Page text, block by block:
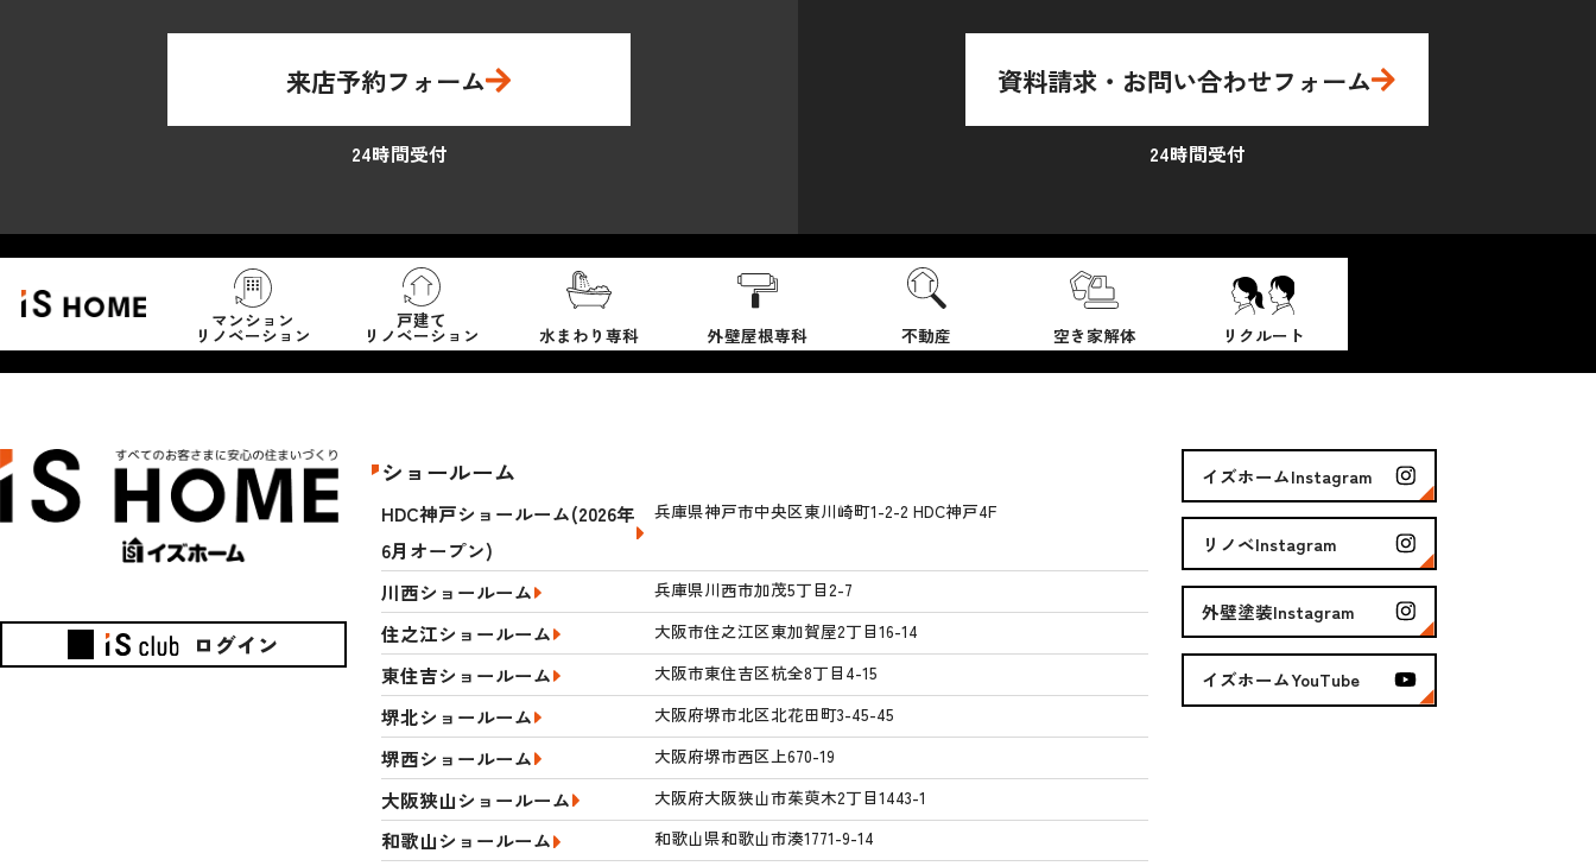
来店予約フォーム
24時間受付
資料請求・お問い合わせフォーム
24時間受付
マンション
リノベーション
戸建て
リノベーション 水まわり専科 外壁屋根専科 不動産 空き家解体 リクルート
ログイン
ショールーム
HDC神戸ショールーム(2026年
6月オープン)
兵庫県神戸市中央区東川崎町1-2-2 HDC神戸4F
川西ショールーム 兵庫県川西市加茂5丁目2-7
住之江ショールーム 大阪市住之江区東加賀屋2丁目16-14
東住吉ショールーム 大阪市東住吉区杭全8丁目4-15
堺北ショールーム 大阪府堺市北区北花田町3-45-45
堺西ショールーム 大阪府堺市西区上670-19
大阪狭山ショールーム 大阪府大阪狭山市茱萸木2丁目1443-1
和歌山ショールーム 和歌山県和歌山市湊1771-9-14
イズホームInstagram
リノベInstagram
外壁塗装Instagram
イズホームYouTube